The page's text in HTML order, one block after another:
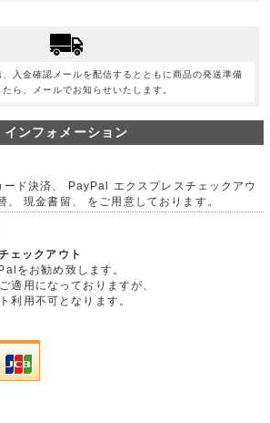
入金確認メールを配信するとともに商品の発送準備
ら、メールでお知らせいたします。
インフォメーション
ード決済、 PayPal エクスプレスチェックアウ
、 現金書留、 をご用意しております。
ェックアウト
をお勧め致します。
適用になっておりますが、
利用不可となります。